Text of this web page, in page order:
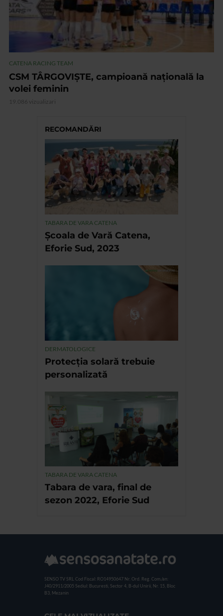
CATENA RACING TEAM
CSM TÂRGOVIŞTE, campioană naţională la
volei feminin
19.086 vizualizari
RECOMANDĂRI
TABARA DE VARA CATENA
Școala de Vară Catena,
Eforie Sud, 2023
DERMATOLOGICE
Protecția solară trebuie
personalizată
TABARA DE VARA CATENA
Tabara de vara, final de
sezon 2022, Eforie Sud
SENSO TV SRL Cod Fiscal: RO14950647 Nr. Ord. Reg. Com./an:
J40/2911/2005 Sediul: Bucuresti, Sector 4, B-dul Unirii, Nr. 15, Bloc
B3, Mezanin